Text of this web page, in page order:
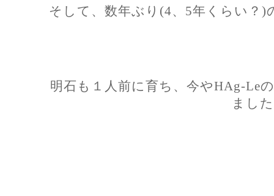
そして、数年ぶり(4、5年くらい？
明石も１人前に育ち、今やHAg-Le
まし